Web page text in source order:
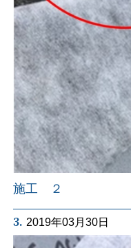
施工 ２
3. 2019年03月30日